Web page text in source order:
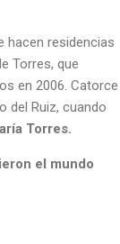
hacen residencias
Torres, que
en 2006. Catorce
del Ruiz, cuando
Torres.
el mundo